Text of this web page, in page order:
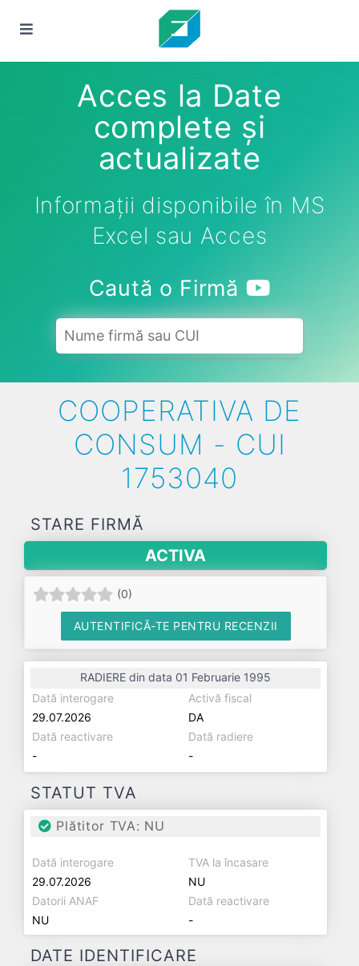
Acces la Date
complete și
actualizate
Informații disponibile în MS
Excel sau Acces
Caută o Firmă
COOPERATIVA DE
CONSUM - CUI
1753040
STARE FIRMĂ
ACTIVA
(0)
AUTENTIFICĂ-TE PENTRU RECENZII
RADIERE din data 01 Februarie 1995
Dată interogare
29.07.2026
Activă fiscal
DA
Dată reactivare
-
Dată radiere
-
STATUT TVA
Plătitor TVA: NU
Dată interogare
29.07.2026
TVA la încasare
NU
Datorii ANAF
NU
Dată reactivare
-
DATE IDENTIFICARE